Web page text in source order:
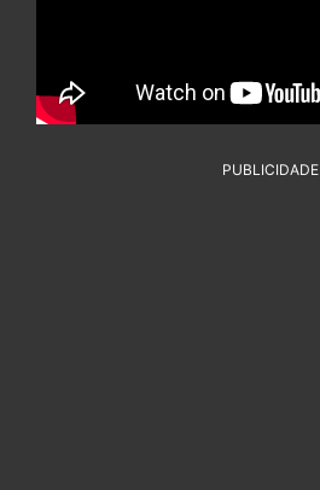
PUBLICIDADE